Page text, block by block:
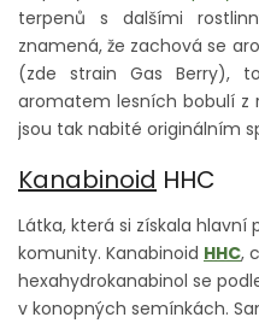
terpenů s dalšími
znamená, že zachová se
(zde strain Gas Berry),
aromatem lesních bobulí z
jsou tak nabité originálním
Kanabinoid HHC
Látka, která si získala
komunity. Kanabinoid HHC,
hexahydrokanabinol se
v konopných semínkách.